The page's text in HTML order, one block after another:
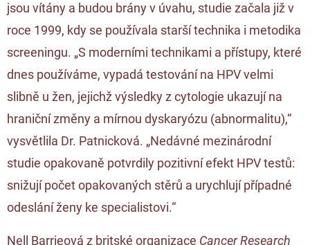
jsou vítány a budou brány v úvahu, studie začala již v
roce 1999, kdy se používala starší technika i metodika
screeningu. „S moderními technikami a přístupy, které
dnes používáme, vypadá testování na HPV velmi
slibně u žen, jejichž výsledky z cytologie ukazují na
hraniční změny a mírnou dyskaryózu (abnormalitu),“
vysvětlila Dr. Patnicková. „Nedávné mezinárodní
studie opakovaně potvrdily pozitivní efekt HPV testů:
snižují počet opakovaných stěrů a urychlují případné
odeslání ženy ke specialistovi.“
Nell Barrieová z britské organizace Cancer Research